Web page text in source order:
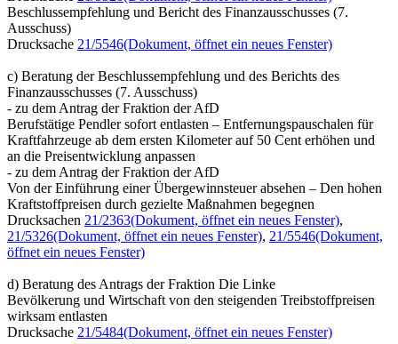
Beschlussempfehlung und Bericht des Finanzausschusses (7.
Ausschuss)
Drucksache 21/5546(Dokument, öffnet ein neues Fenster)
c) Beratung der Beschlussempfehlung und des Berichts des
Finanzausschusses (7. Ausschuss)
- zu dem Antrag der Fraktion der AfD
Berufstätige Pendler sofort entlasten – Entfernungspauschalen für
Kraftfahrzeuge ab dem ersten Kilometer auf 50 Cent erhöhen und
an die Preisentwicklung anpassen
- zu dem Antrag der Fraktion der AfD
Von der Einführung einer Übergewinnsteuer absehen – Den hohen
Kraftstoffpreisen durch gezielte Maßnahmen begegnen
Drucksachen 21/2363(Dokument, öffnet ein neues Fenster),
21/5326(Dokument, öffnet ein neues Fenster), 21/5546(Dokument,
öffnet ein neues Fenster)
d) Beratung des Antrags der Fraktion Die Linke
Bevölkerung und Wirtschaft von den steigenden Treibstoffpreisen
wirksam entlasten
Drucksache 21/5484(Dokument, öffnet ein neues Fenster)